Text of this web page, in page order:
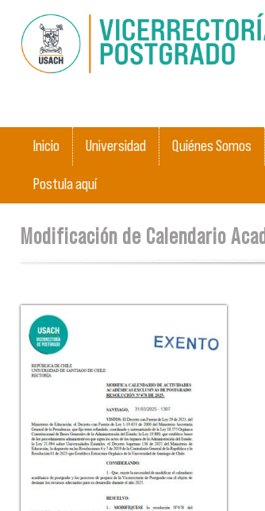
Menú principal
Inicio Universidad Quiénes Somos
Postula aquí
Se encuentra usted aquí
Modificación de Calendario